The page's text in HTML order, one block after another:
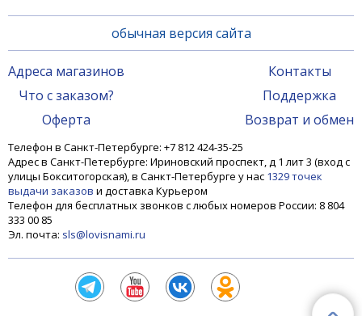
обычная версия сайта
Адреса магазинов
Что с заказом?
Оферта
Контакты
Поддержка
Возврат и обмен
Телефон в Санкт-Петербурге: +7 812 424-35-25
Адрес в Санкт-Петербурге: Ириновский проспект, д 1 лит 3 (вход с
улицы Бокситогорская), в Санкт-Петербурге у нас 1329 точек
выдачи заказов и доставка Курьером
Телефон для бесплатных звонков с любых номеров России: 8 804
333 00 85
Эл. почта: sls@lovisnami.ru